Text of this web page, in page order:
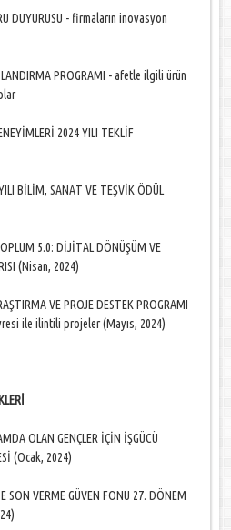
DUYURUSU - firmaların inovasyon
PROGRAMI - afetle ilgili ürün
2024 YILI TEKLİF
BİLİM, SANAT VE TEŞVİK ÖDÜL
5.0: DİJİTAL DÖNÜŞÜM VE
(Nisan, 2024)
VE PROJE DESTEK PROGRAMI
ile ilintili projeler (Mayıs, 2024)
OLAN GENÇLER İÇİN İŞGÜCÜ
(Ocak, 2024)
SON VERME GÜVEN FONU 27. DÖNEM